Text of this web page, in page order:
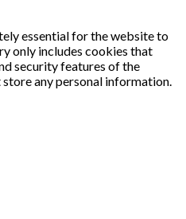
essential for the website to
only includes cookies that
security features of the
any personal information.